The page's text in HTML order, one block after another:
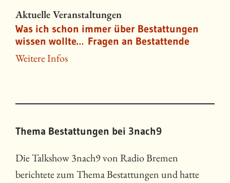
Aktuelle Veranstaltungen
Was ich schon immer über Bestattungen
wissen wollte… Fragen an Bestattende
Weitere Infos
Thema Bestattungen bei 3nach9
Die Talkshow 3nach9 von Radio Bremen
berichtete zum Thema Bestattungen und hatte